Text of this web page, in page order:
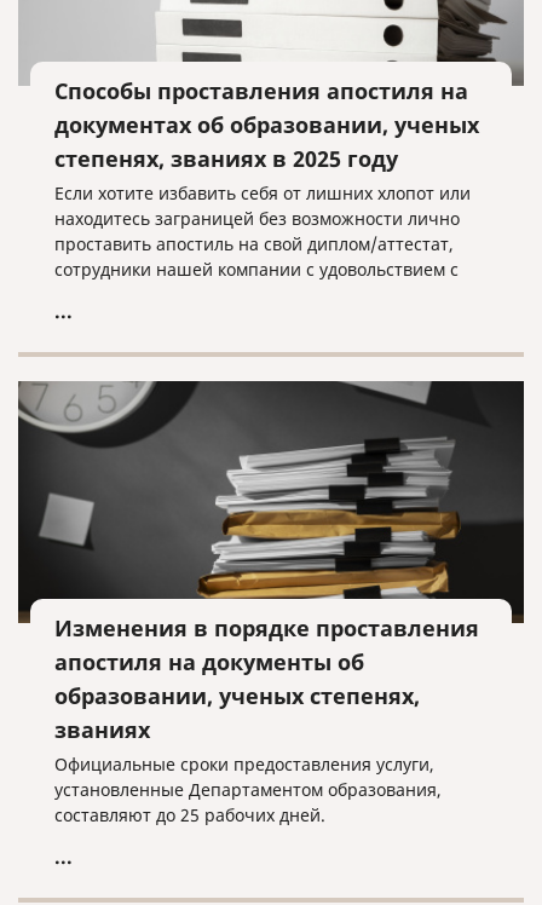
Способы проставления апостиля на
документах об образовании, ученых
степенях, званиях в 2025 году
Если хотите избавить себя от лишних хлопот или
находитесь заграницей без возможности лично
проставить апостиль на свой диплом/аттестат,
сотрудники нашей компании с удовольствием с
...
Изменения в порядке проставления
апостиля на документы об
образовании, ученых степенях,
званиях
Официальные сроки предоставления услуги,
установленные Департаментом образования,
составляют до 25 рабочих дней.
...